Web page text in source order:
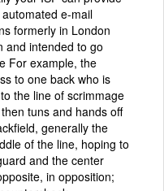
e-mail
formerly in London
and intended to go
For example, the
to one back who is
the line of scrimmage
tuns and hands off
generally the
of the line, hoping to
and the center
in opposition;